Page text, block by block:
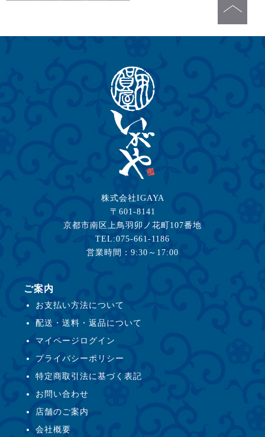
株式会社IGAYA
〒601-8141
京都市南区上鳥羽卯ノ花町107番地
TEL:075-661-1186
営業時間：9:30～17:00
ご案内
お支払い方法について
配送・送料・返品について
マイページログイン
プライバシーポリシー
特定商取引法に基づく表記
お問い合わせ
店舗のご案内
会社概要